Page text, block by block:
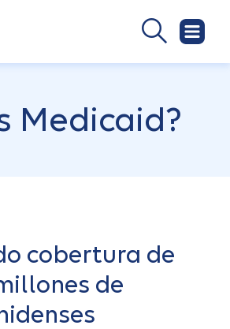
Medicaid?
cobertura de
de